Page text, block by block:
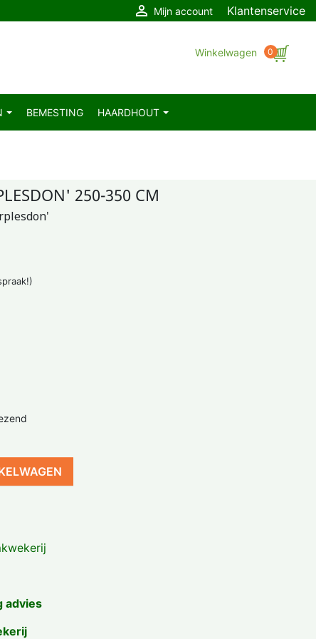
 Mijn account Klantenservice
Winkelwagen 0
BEMESTING HAARDHOUT
250-350 CM
advies